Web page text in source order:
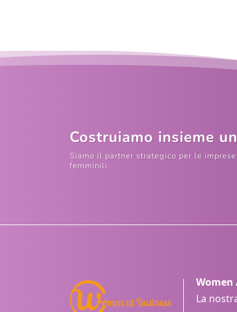
Costruiamo insieme
Siamo il partner strategico per le
femminili.
Women
La